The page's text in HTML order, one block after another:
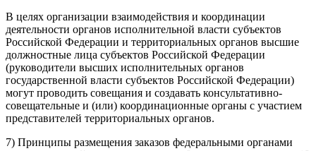
В целях организации взаимодействия и координации
деятельности органов исполнительной власти субъектов
Российской Федерации и территориальных органов высшие
должностные лица субъектов Российской Федерации
(руководители высших исполнительных органов
государственной власти субъектов Российской Федерации)
могут проводить совещания и создавать консультативно-
совещательные и (или) координационные органы с участием
представителей территориальных органов.
7) Принципы размещения заказов федеральными органами